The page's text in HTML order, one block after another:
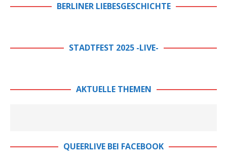
BERLINER LIEBESGESCHICHTE
STADTFEST 2025 -LIVE-
AKTUELLE THEMEN
QUEERLIVE BEI FACEBOOK